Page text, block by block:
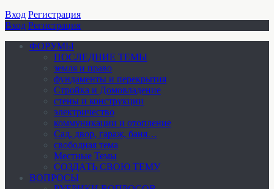
Вход Регистрация
Вход Регистрация
ФОРУМЫ
ПОСЛЕДНИЕ ТЕМЫ
земля и право
фундаменты и перекрытия
Стройка и Домовладение
стены и конструкции
электричество
коммуникации и отопление
Cад, двор, гараж, баня…
свободная тема
Местные Темы
СОЗДАТЬ СВОЮ ТЕМУ
ВОПРОСЫ